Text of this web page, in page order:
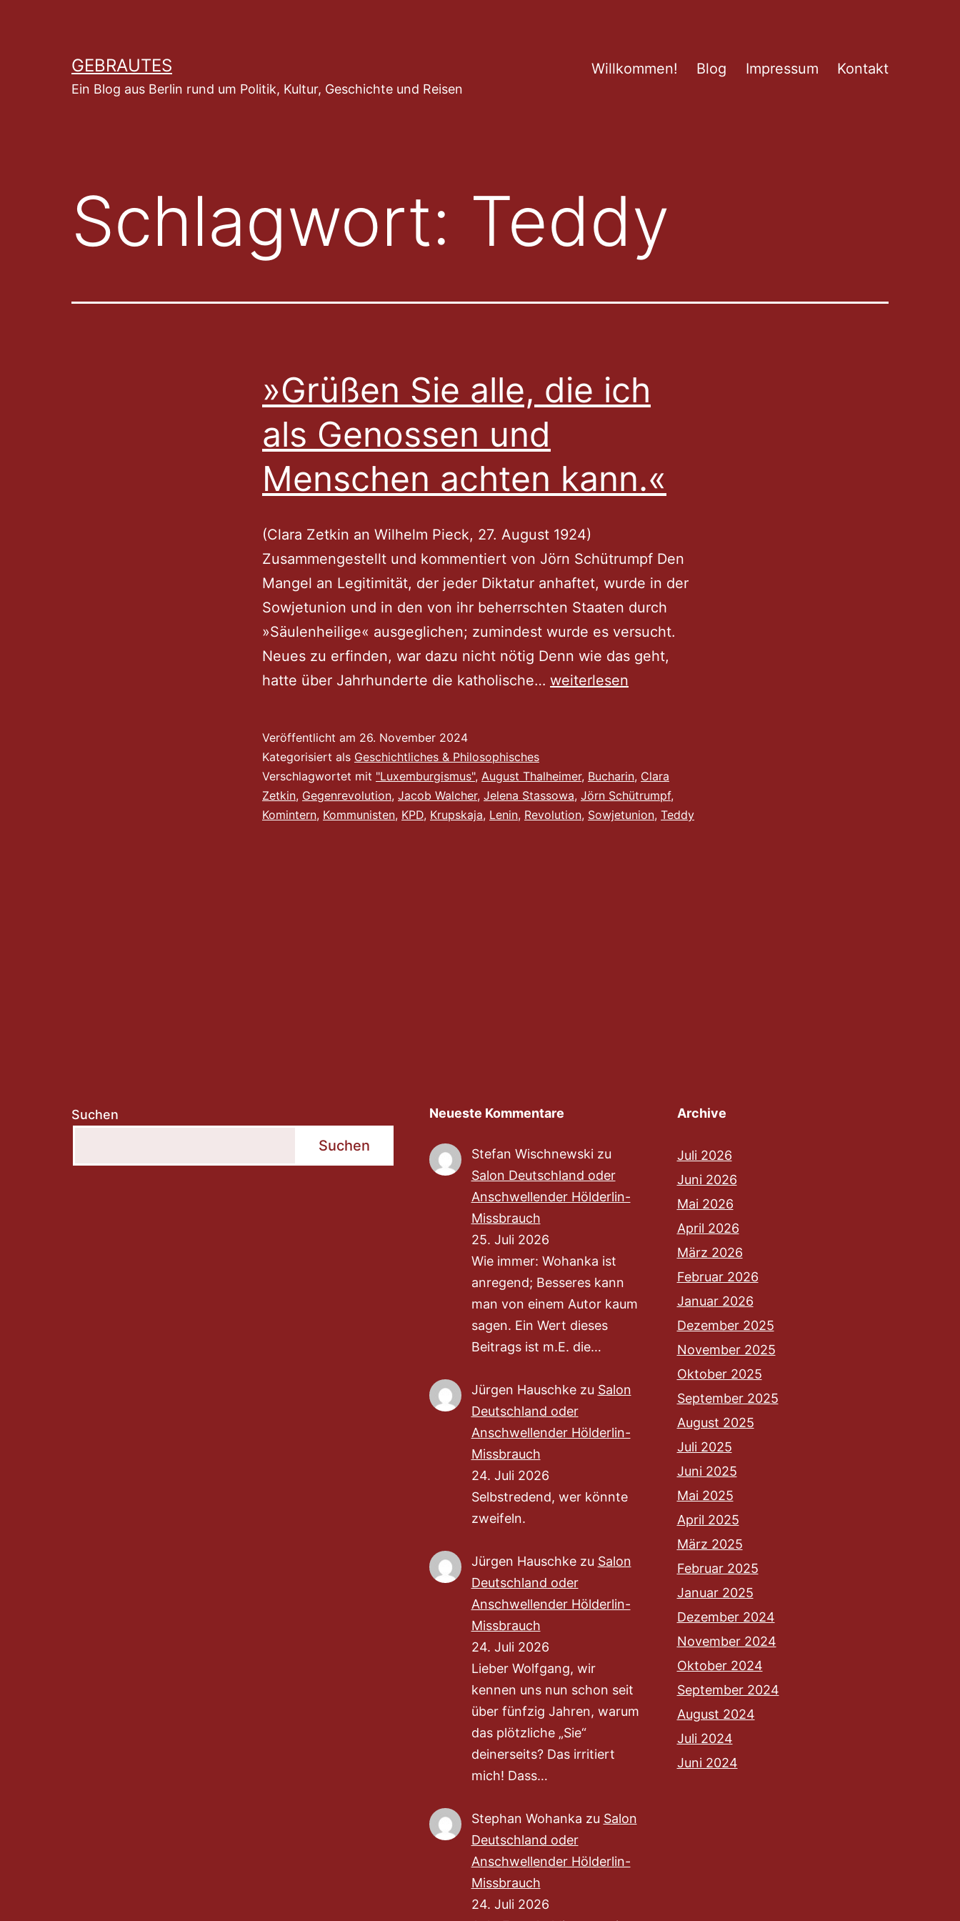
GEBRAUTES
Ein Blog aus Berlin rund um Politik, Kultur, Geschichte und Reisen
Willkommen! Blog Impressum Kontakt
Schlagwort: Teddy
»Grüßen Sie alle, die ich
als Genossen und
Menschen achten kann.«
(Clara Zetkin an Wilhelm Pieck, 27. August 1924)
Zusammengestellt und kommentiert von Jörn Schütrumpf Den
Mangel an Legitimität, der jeder Diktatur anhaftet, wurde in der
Sowjetunion und in den von ihr beherrschten Staaten durch
»Säulenheilige« ausgeglichen; zumindest wurde es versucht.
Neues zu erfinden, war dazu nicht nötig Denn wie das geht,
hatte über Jahrhunderte die katholische… »Grüßen
ich
als
Genossen
weiterlesen
Veröffentlicht am 26. November 2024
Kategorisiert als Geschichtliches & Philosophisches
Verschlagwortet mit "Luxemburgismus", August Thalheimer, Bucharin, Clara
Zetkin, Gegenrevolution, Jacob Walcher, Jelena Stassowa, Jörn Schütrumpf,
Komintern, Kommunisten, KPD, Krupskaja, Lenin, Revolution, Sowjetunion, Teddy
Suchen
Suchen
Neueste Kommentare
Stefan Wischnewski zu
Salon Deutschland oder
Anschwellender Hölderlin-
Missbrauch
25. Juli 2026
Wie immer: Wohanka ist
anregend; Besseres kann
man von einem Autor kaum
sagen. Ein Wert dieses
Beitrags ist m.E. die…
Jürgen Hauschkezu Salon
Deutschland oder
Anschwellender Hölderlin-
Missbrauch
24. Juli 2026
Selbstredend, wer könnte
zweifeln.
Jürgen Hauschkezu Salon
Deutschland oder
Anschwellender Hölderlin-
Missbrauch
24. Juli 2026
Lieber Wolfgang, wir
kennen uns nun schon seit
über fünfzig Jahren, warum
das plötzliche „Sie“
deinerseits? Das irritiert
mich! Dass…
Stephan Wohanka zu Salon
Deutschland oder
Anschwellender Hölderlin-
Missbrauch
24. Juli 2026
Archive
Juli 2026
Juni 2026
Mai 2026
April 2026
März 2026
Februar 2026
Januar 2026
Dezember 2025
November 2025
Oktober 2025
September 2025
August 2025
Juli 2025
Juni 2025
Mai 2025
April 2025
März 2025
Februar 2025
Januar 2025
Dezember 2024
November 2024
Oktober 2024
September 2024
August 2024
Juli 2024
Juni 2024